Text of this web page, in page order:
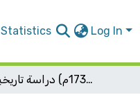
Statistics Log In
فلسطين من خلال رحلة الحقيقة والمجاز للشيخ عبد الغني النابلسي ت (1143هـ/ 1731م) دراسة تاريخية حضارية.